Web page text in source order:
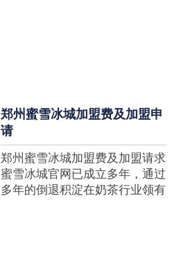
郑州蜜雪冰城加盟费及加盟申
请
郑州蜜雪冰城加盟费及加盟请求
蜜雪冰城官网已成立多年，通过
多年的倒退积淀在奶茶行业领有